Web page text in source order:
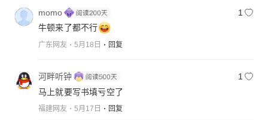
momo
1
牛顿来了都不行
广东网友 5月18日 回复
河畔听钟
1
马上就要写书填亏空了
福建网友 5月17日 回复